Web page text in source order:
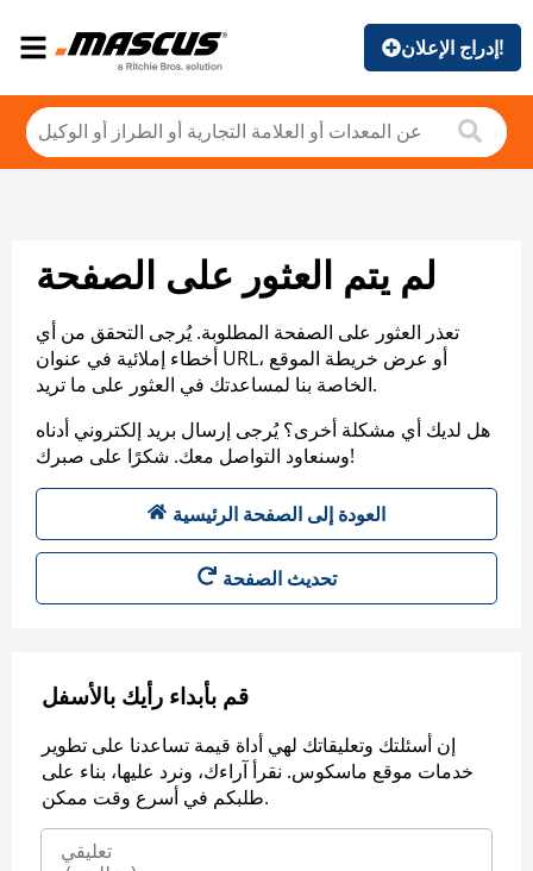
إدراج الإعلان!
لم يتم العثور على الصفحة
تعذر العثور على الصفحة المطلوبة. يُرجى التحقق من أي
أخطاء إملائية في عنوان URL، أو عرض خريطة الموقع
الخاصة بنا لمساعدتك في العثور على ما تريد.
هل لديك أي مشكلة أخرى؟ يُرجى إرسال بريد إلكتروني أدناه
وسنعاود التواصل معك. شكرًا على صبرك!
العودة إلى الصفحة الرئيسية
تحديث الصفحة
قم بأبداء رأيك بالأسفل
إن أسئلتك وتعليقاتك لهي أداة قيمة تساعدنا على تطوير
خدمات موقع ماسكوس. نقرأ آراءك، ونرد عليها، بناء على
طلبكم في أسرع وقت ممكن.